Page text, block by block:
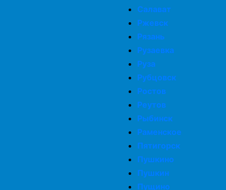
Салават
Ржевск
Рязань
Рузаевка
Руза
Рубцовск
Ростов
Реутов
Рыбинск
Раменское
Пятигорск
Пушкино
Пушкин
Пущино